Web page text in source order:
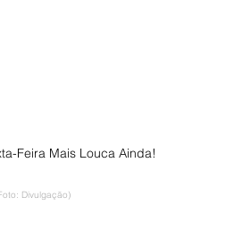
Feira Mais Louca Ainda!
Divulgação)